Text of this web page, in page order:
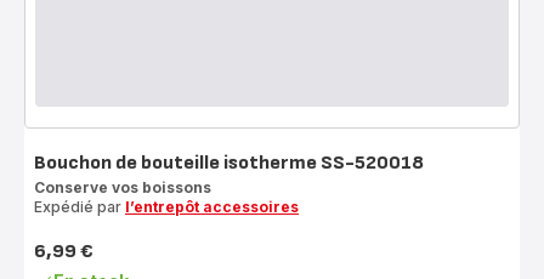
Bouchon de bouteille isotherme SS-520018
Conserve vos boissons
Expédié par l’entrepôt accessoires
Prix
6,99 €